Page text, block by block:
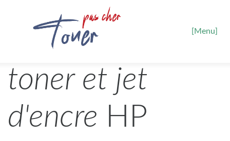
[Menu]
toner et jet
d'encre HP